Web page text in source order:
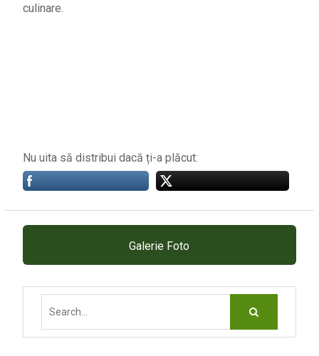
culinare.
Nu uita să distribui dacă ți-a plăcut:
Galerie Foto